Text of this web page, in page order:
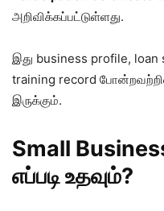
அறிவிக்கப்பட்டுள்ளது.
இது business profile, loan
training record
இருக்கும்.
Small
எப்படி உதவும்?